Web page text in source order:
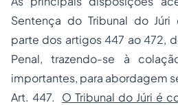
Sentença do Tribunal do Júri
parte dos artigos 447 ao 472,
Penal, trazendo-se à
importantes, para abordagem
Art. 447. O Tribunal do Júri é